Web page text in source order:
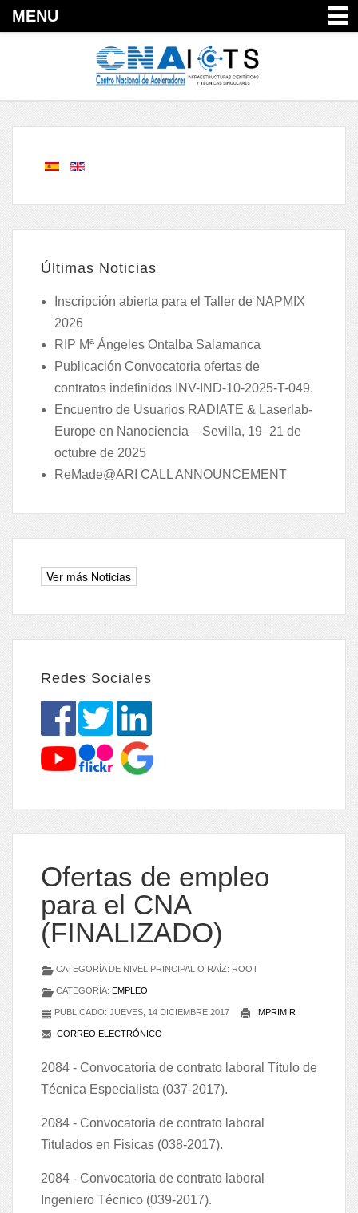
MENU
Últimas Noticias
Inscripción abierta para el Taller de NAPMIX
2026
RIP Mª Ángeles Ontalba Salamanca
Publicación Convocatoria ofertas de
contratos indefinidos INV-IND-10-2025-T-049.
Encuentro de Usuarios RADIATE & Laserlab-
Europe en Nanociencia – Sevilla, 19–21 de
octubre de 2025
ReMade@ARI CALL ANNOUNCEMENT
Redes Sociales
Ofertas de empleo
para el CNA
(FINALIZADO)
CATEGORÍA DE NIVEL PRINCIPAL O RAÍZ: ROOT
CATEGORÍA: EMPLEO
PUBLICADO: JUEVES, 14 DICIEMBRE 2017 IMPRIMIR
CORREO ELECTRÓNICO
2084 - Convocatoria de contrato laboral Título de
Técnica Especialista (037-2017).
2084 - Convocatoria de contrato laboral
Titulados en Fisicas (038-2017).
2084 - Convocatoria de contrato laboral
Ingeniero Técnico (039-2017).